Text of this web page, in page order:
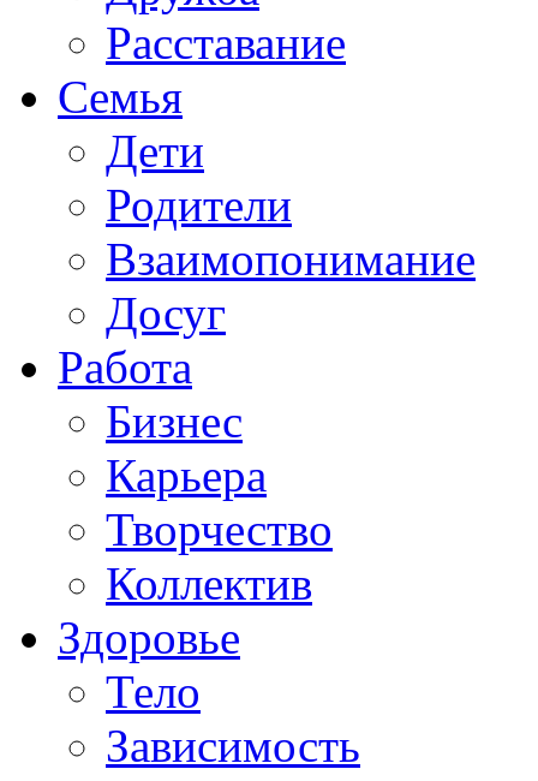
Расставание
Семья
Дети
Родители
Взаимопонимание
Досуг
Работа
Бизнес
Карьера
Творчество
Коллектив
Здоровье
Тело
Зависимость